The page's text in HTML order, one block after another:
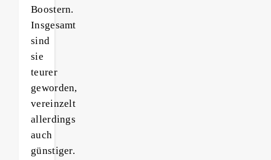
Boostern.
Insgesamt
sind
sie
teurer
geworden,
vereinzelt
allerdings
auch
günstiger.